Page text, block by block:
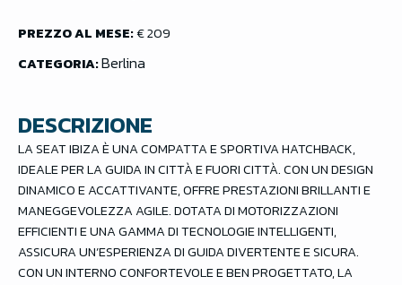
PREZZO AL MESE:€ 209
CATEGORIA:Berlina
DESCRIZIONE
LA SEAT IBIZA È UNA COMPATTA E SPORTIVA HATCHBACK,
IDEALE PER LA GUIDA IN CITTÀ E FUORI CITTÀ. CON UN DESIGN
DINAMICO E ACCATTIVANTE, OFFRE PRESTAZIONI BRILLANTI E
MANEGGEVOLEZZA AGILE. DOTATA DI MOTORIZZAZIONI
EFFICIENTI E UNA GAMMA DI TECNOLOGIE INTELLIGENTI,
ASSICURA UN’ESPERIENZA DI GUIDA DIVERTENTE E SICURA.
CON UN INTERNO CONFORTEVOLE E BEN PROGETTATO, LA